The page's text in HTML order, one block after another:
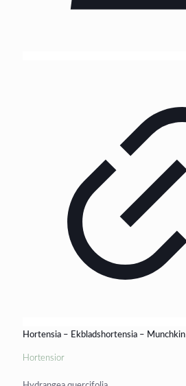
Hortensia – Ekbladshortensia – Munchkin
Hortensior